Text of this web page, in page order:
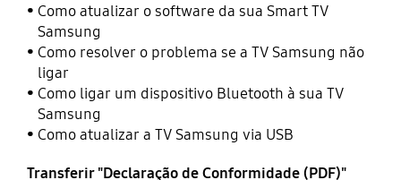
Como atualizar o software da sua Smart TV
Samsung
Como resolver o problema se a TV Samsung não
ligar
Como ligar um dispositivo Bluetooth à sua TV
Samsung
Como atualizar a TV Samsung via USB
Transferir "Declaração de Conformidade (PDF)"